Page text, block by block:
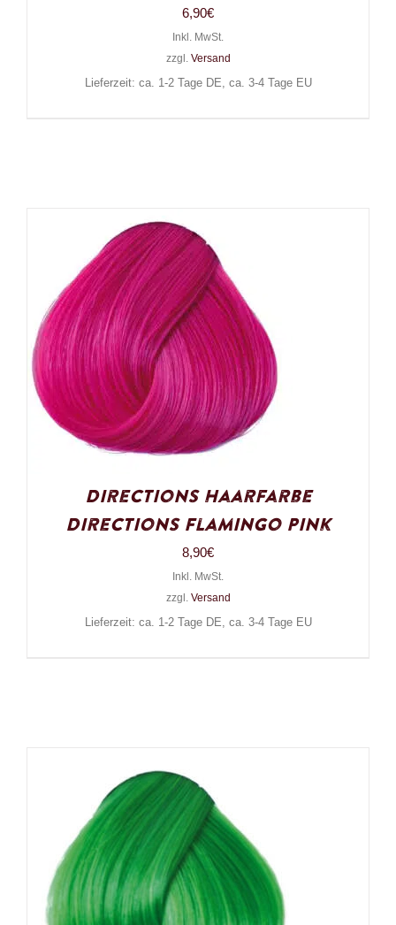
6,90€
Inkl. MwSt.
zzgl. Versand
Lieferzeit: ca. 1-2 Tage DE, ca. 3-4 Tage EU
Directions Haarfarbe
Directions Flamingo Pink
8,90€
Inkl. MwSt.
zzgl. Versand
Lieferzeit: ca. 1-2 Tage DE, ca. 3-4 Tage EU